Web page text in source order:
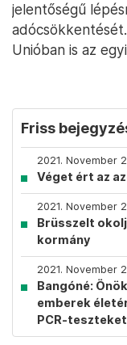
jelentőségű
Unióban is az
Friss
2021. November
Véget ért az
2021. November
Brüsszelt
kormány
2021. November
Bangóné:
emberek
PCR-